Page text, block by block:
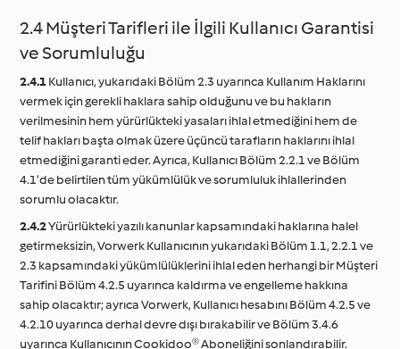
2.4 Müşteri Tarifleri ile İlgili Kullanıcı Garantisi
ve Sorumluluğu
2.4.1Kullanıcı, yukarıdaki Bölüm 2.3 uyarınca Kullanım Haklarını
vermek için gerekli haklara sahip olduğunu ve bu hakların
verilmesinin hem yürürlükteki yasaları ihlal etmediğini hem de
telif hakları başta olmak üzere üçüncü tarafların haklarını ihlal
etmediğini garanti eder. Ayrıca, Kullanıcı Bölüm 2.2.1 ve Bölüm
4.1’de belirtilen tüm yükümlülük ve sorumluluk ihlallerinden
sorumlu olacaktır.
2.4.2Yürürlükteki yazılı kanunlar kapsamındaki haklarına halel
getirmeksizin, Vorwerk Kullanıcının yukarıdaki Bölüm 1.1, 2.2.1 ve
2.3 kapsamındaki yükümlülüklerini ihlal eden herhangi bir Müşteri
Tarifini Bölüm 4.2.5 uyarınca kaldırma ve engelleme hakkına
sahip olacaktır; ayrıca Vorwerk, Kullanıcı hesabını Bölüm 4.2.5 ve
4.2.10 uyarınca derhal devre dışı bırakabilir ve Bölüm 3.4.6
uyarınca Kullanıcının Cookidoo® Aboneliğini sonlandırabilir.